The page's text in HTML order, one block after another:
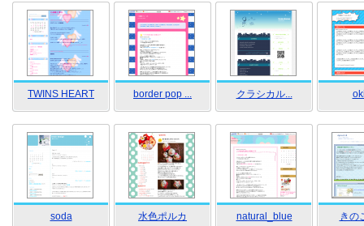
TWINS HEART border pop ... クラシカル...
soda 水色ポルカ natural_blue きの